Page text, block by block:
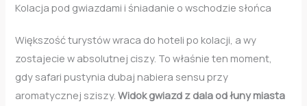
Kolacja pod gwiazdami i śniadanie o wschodzie słońca
Większość turystów wraca do hoteli po kolacji, a wy
zostajecie w absolutnej ciszy. To właśnie ten moment,
gdy safari pustynia dubaj nabiera sensu przy
aromatycznej sziszy.Widok gwiazd z dala od łuny miasta